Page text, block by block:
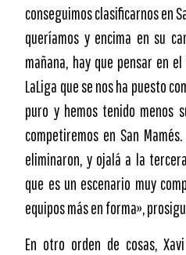
conseguimos clasificarnos en
queríamos y encima en su
mañana, hay que pensar en
LaLiga que se nos ha puesto
puro y hemos tenido menos
competiremos en San
eliminaron, y ojalá a la
que es un escenario muy
equipos más en forma»,
En otro orden de cosas,